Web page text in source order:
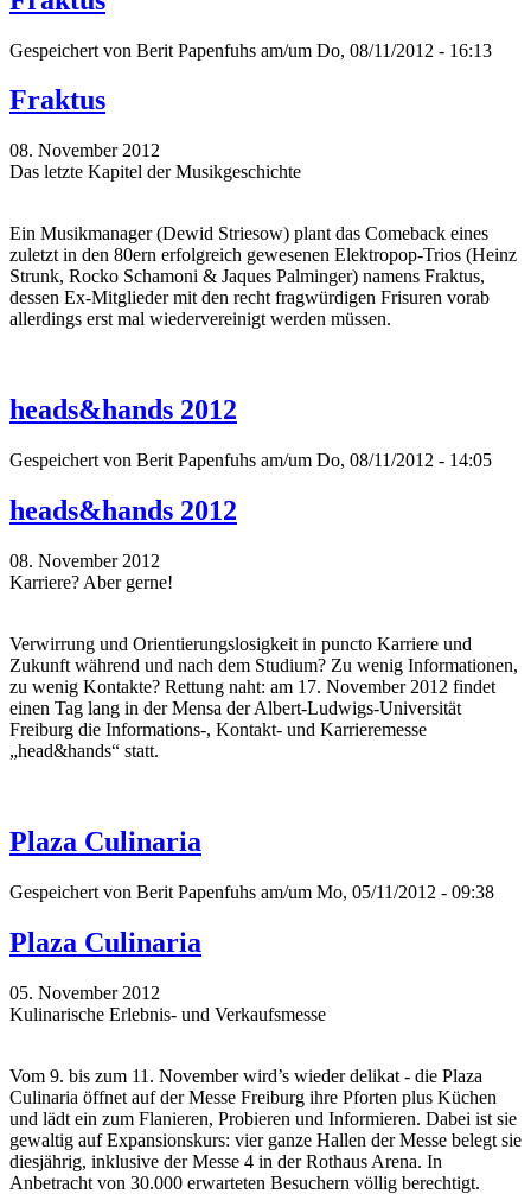
Gespeichert von Berit Papenfuhs am/um Do, 08/11/2012 - 16:13
Fraktus
08. November 2012
Das letzte Kapitel der Musikgeschichte
Ein Musikmanager (Dewid Striesow) plant das Comeback eines
zuletzt in den 80ern erfolgreich gewesenen Elektropop-Trios (Heinz
Strunk, Rocko Schamoni & Jaques Palminger) namens Fraktus,
dessen Ex-Mitglieder mit den recht fragwürdigen Frisuren vorab
allerdings erst mal wiedervereinigt werden müssen.
heads&hands 2012
Gespeichert von Berit Papenfuhs am/um Do, 08/11/2012 - 14:05
heads&hands 2012
08. November 2012
Karriere? Aber gerne!
Verwirrung und Orientierungslosigkeit in puncto Karriere und
Zukunft während und nach dem Studium? Zu wenig Informationen,
zu wenig Kontakte? Rettung naht: am 17. November 2012 findet
einen Tag lang in der Mensa der Albert-Ludwigs-Universität
Freiburg die Informations-, Kontakt- und Karrieremesse
„head&hands“ statt.
Plaza Culinaria
Gespeichert von Berit Papenfuhs am/um Mo, 05/11/2012 - 09:38
Plaza Culinaria
05. November 2012
Kulinarische Erlebnis- und Verkaufsmesse
Vom 9. bis zum 11. November wird’s wieder delikat - die Plaza
Culinaria öffnet auf der Messe Freiburg ihre Pforten plus Küchen
und lädt ein zum Flanieren, Probieren und Informieren. Dabei ist sie
gewaltig auf Expansionskurs: vier ganze Hallen der Messe belegt sie
diesjährig, inklusive der Messe 4 in der Rothaus Arena. In
Anbetracht von 30.000 erwarteten Besuchern völlig berechtigt.